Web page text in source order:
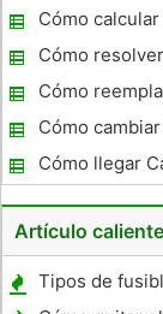
una compañía
Cómo
Cómo
reclamación
Cómo
perdida a un
Cómo
Cómo llegar
Auto
Artículo caliente
Tipos de